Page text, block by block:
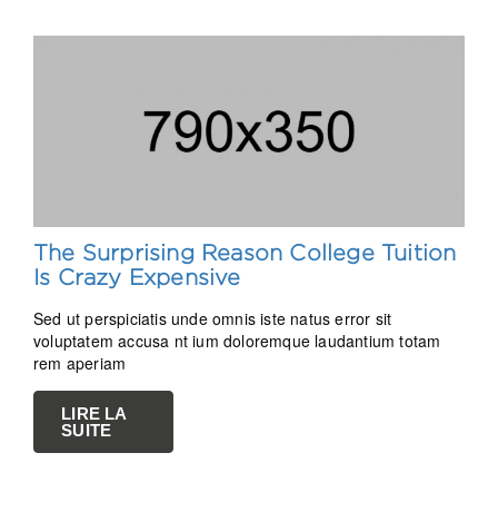
The Surprising Reason College Tuition
Is Crazy Expensive
Sed ut perspiciatis unde omnis iste natus error sit
voluptatem accusa nt ium doloremque laudantium totam
rem aperiam
LIRE LA
SUITE